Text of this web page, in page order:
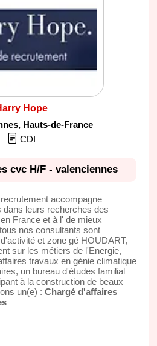
Hope
, Hauts-de-France
CDI
cvc H/F - valenciennes
accompagne
leurs recherches des
France et à l' de mieux
nos consultants sont
et zone gé HOUDART,
sur les métiers de l'Energie,
travaux en génie climatique
un bureau d'études familial
à la construction de beaux
un(e) : Chargé d'affaires